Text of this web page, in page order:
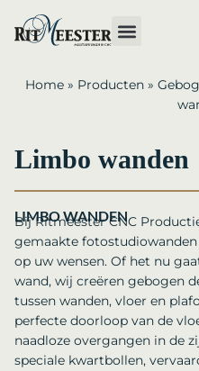
Home » Producten »
Limbo wanden
LIMBO WANDEN
Bij Ritmeester CNC
gemaakte
op uw wensen. Of het nu
wand, wij creëren gebogen
tussen wanden, vloer en
perfecte doorloop van de
naadloze overgangen in de
speciale kwartbollen,